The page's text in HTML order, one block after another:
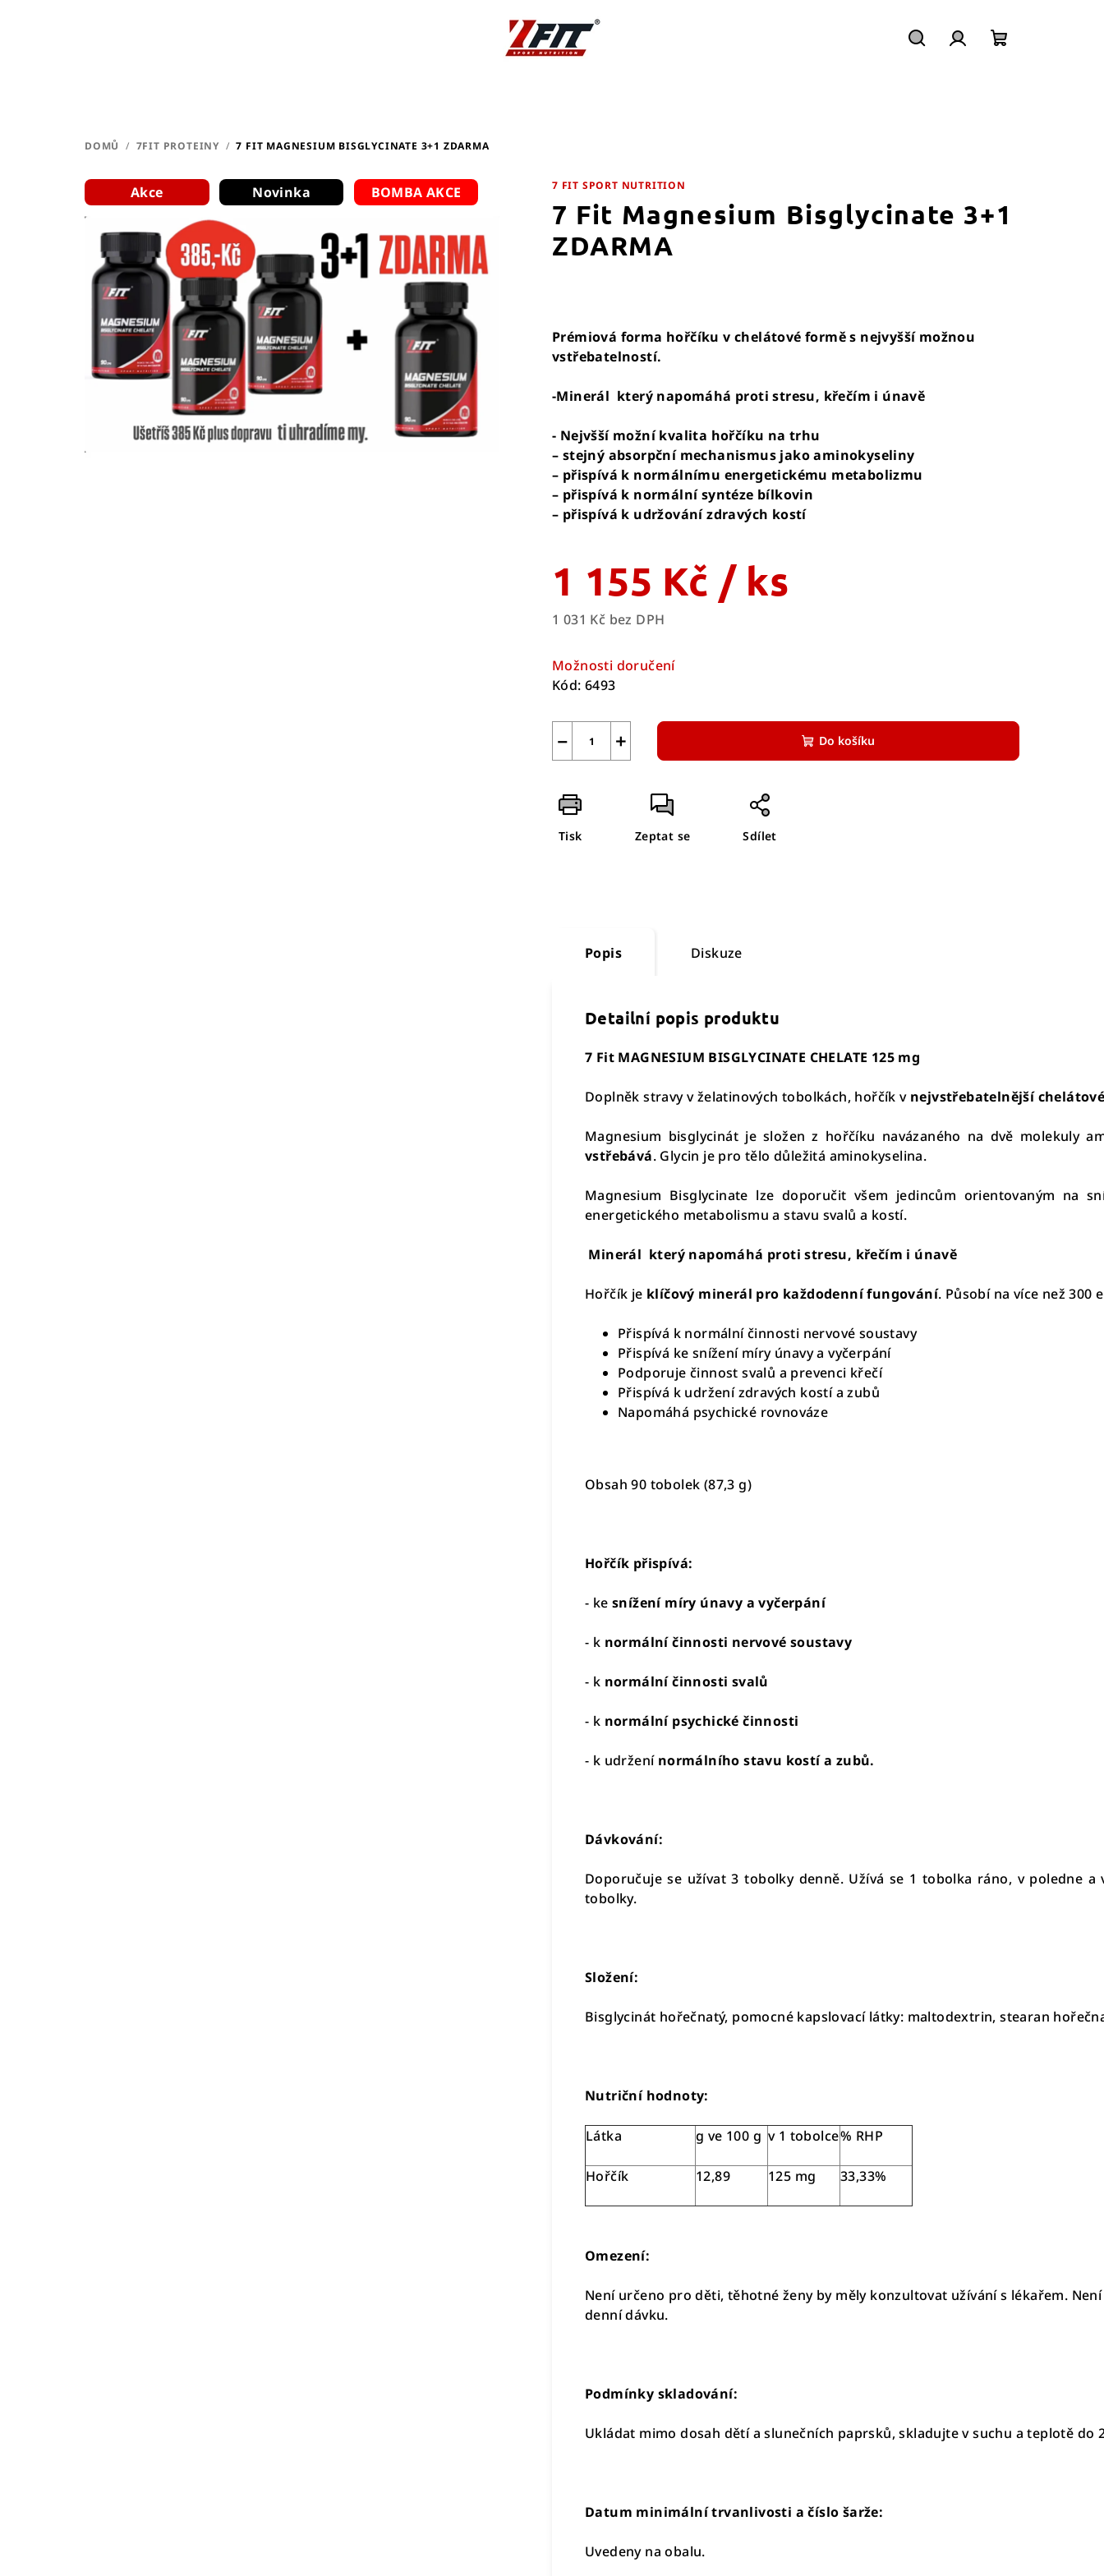
DOMŮ / 7FIT PROTEINY / 7 FIT MAGNESIUM BISGLYCINATE 3+1 ZDARMA
7 FIT SPORT NUTRITION
7 Fit Magnesium Bisglycinate 3+1
ZDARMA
Prémiová forma hořčíku v chelátové formě s nejvyšší možnou
vstřebatelností.
-Minerál který napomáhá proti stresu, křečím i únavě
- Nejvšší možní kvalita hořčíku na trhu
– stejný absorpční mechanismus jako aminokyseliny
– přispívá k normálnímu energetickému metabolizmu
– přispívá k normální syntéze bílkovin
– přispívá k udržování zdravých kostí
1 155 Kč / ks
1 031 Kč bez DPH
cena:
Možnosti doručení
Kód: 6493
+
− Do košíku
Tisk Zeptat se Sdílet
Akce Novinka BOMBA AKCE
Popis Diskuze
Detailní popis produktu
7 Fit MAGNESIUM BISGLYCINATE CHELATE 125 mg
Doplněk stravy v želatinových tobolkách, hořčík v nejvstřebatelnější
Magnesium bisglycinát je složen z hořčíku navázaného na dvě molekuly
vstřebává. Glycin je pro tělo důležitá aminokyselina.
Magnesium Bisglycinate lze doporučit všem jedincům orientovaným na
energetického metabolismu a stavu svalů a kostí.
Minerál který napomáhá proti stresu, křečím i únavě
Hořčík je klíčový minerál pro každodenní fungování. Působí na více než 300
Přispívá k normální činnosti nervové soustavy
Přispívá ke snížení míry únavy a vyčerpání
Podporuje činnost svalů a prevenci křečí
Přispívá k udržení zdravých kostí a zubů
Napomáhá psychické rovnováze
Obsah 90 tobolek (87,3 g)
Hořčík přispívá:
- ke snížení míry únavy a vyčerpání
- k normální činnosti nervové soustavy
- k normální činnosti svalů
- k normální psychické činnosti
- k udržení normálního stavu kostí a zubů.
Dávkování:
Doporučuje se užívat 3 tobolky denně. Užívá se 1 tobolka ráno, v poledne
tobolky.
Složení:
Bisglycinát hořečnatý, pomocné kapslovací látky: maltodextrin, stearan
Nutriční hodnoty:
Látka g ve 100 g v 1 tobolce% RHP
Hořčík 12,89 125 mg 33,33%
Omezení:
Není určeno pro děti, těhotné ženy by měly konzultovat užívání s lékařem.
denní dávku.
Podmínky skladování:
Ukládat mimo dosah dětí a slunečních paprsků, skladujte v suchu a teplotě do
Datum minimální trvanlivosti a číslo šarže:
Uvedeny na obalu.